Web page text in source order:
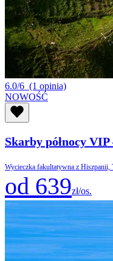
6.0/6 (1 opinia)
NOWOŚĆ
Skarby północy
Wycieczka fakultatywna z Hiszpanii,
od 639zł/os.